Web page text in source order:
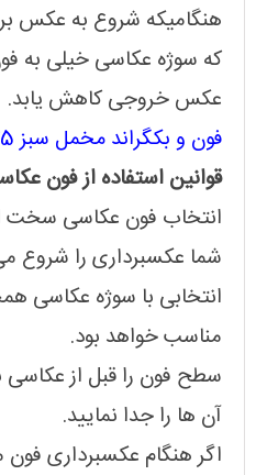
هنگامیکه شروع به عکس
که سوژه عکاسی خیلی به
عکس خروجی کاهش یابد.
فون و بکگراند مخمل سبز 5*3
قوانین استفاده از فون
انتخاب فون عکاسی سخت
شما عکسبرداری را شروع
انتخابی با سوژه عکاسی
مناسب خواهد بود.
سطح فون را قبل از عکاسی
آن ها را جدا نمایید.
اگر هنگام عکسبرداری